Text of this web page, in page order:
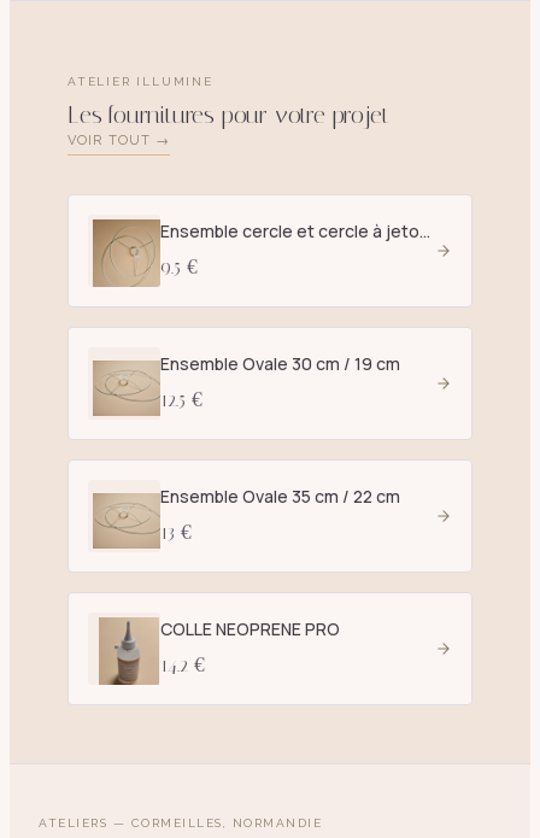
ATELIER ILLUMINE
Les fournitures pour votre projet
VOIR TOUT →
Ensemble cercle et cercle à jetons D. 25 cm blanc - E27
9.5 €
Ensemble Ovale 30 cm / 19 cm
12.5 €
Ensemble Ovale 35 cm / 22 cm
13 €
COLLE NEOPRENE PRO
14.2 €
ATELIERS — CORMEILLES, NORMANDIE